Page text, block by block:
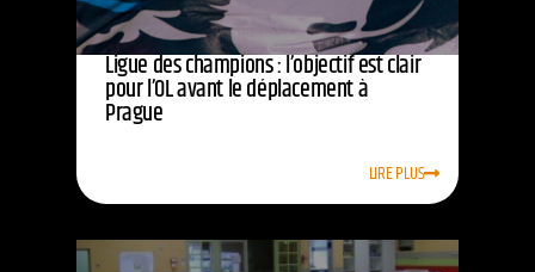
Ligue des champions : l’objectif est clair
pour l’OL avant le déplacement à
Prague
LIRE PLUS